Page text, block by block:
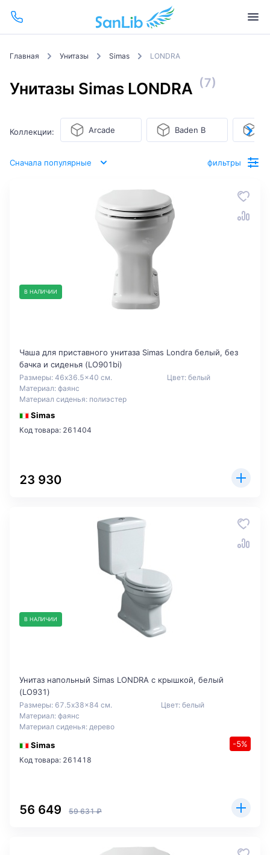
Главная Унитазы Simas LONDRA
Унитазы Simas LONDRA (7)
Коллекции: Arcade Baden Baden
Сначала популярные фильтры
В НАЛИЧИИ
Чаша для приставного унитаза Simas Londra белый, без
бачка и сиденья (LO901bi)
Размеры: 46x36.5x40 см.
Материал: фаянс
Материал сиденья: полиэстер
Цвет: белый
Simas
Код товара: 261404
23 930
В НАЛИЧИИ
Унитаз напольный Simas LONDRA с крышкой, белый
(LO931)
Размеры: 67.5x38x84 см.
Материал: фаянс
Материал сиденья: дерево
Цвет: белый
Simas -5%
Код товара: 261418
56 649 59 631 ₽